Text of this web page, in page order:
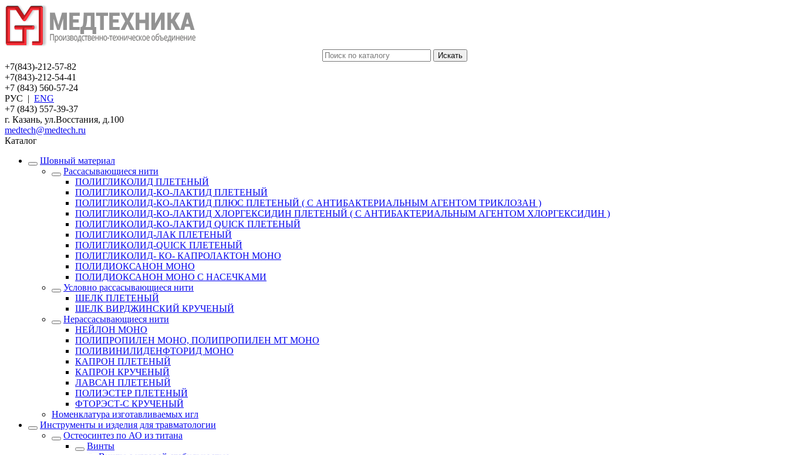
+7(843)-212-57-82
+7(843)-212-54-41
+7 (843) 560-57-24
РУС | ENG
+7 (843) 557-39-37
г. Казань, ул.Восстания, д.100
medtech@medtech.ru
Каталог
Шовный материал
Рассасывающиеся нити
ПОЛИГЛИКОЛИД ПЛЕТЕНЫЙ
ПОЛИГЛИКОЛИД-КО-ЛАКТИД ПЛЕТЕНЫЙ
ПОЛИГЛИКОЛИД-КО-ЛАКТИД ПЛЮС ПЛЕТЕНЫЙ ( С АНТИБАКТЕРИАЛЬНЫМ АГЕНТОМ ТРИКЛОЗАН )
ПОЛИГЛИКОЛИД-КО-ЛАКТИД ХЛОРГЕКСИДИН ПЛЕТЕНЫЙ ( С АНТИБАКТЕРИАЛЬНЫМ АГЕНТОМ ХЛОРГЕКСИДИН )
ПОЛИГЛИКОЛИД-КО-ЛАКТИД QUICK ПЛЕТЕНЫЙ
ПОЛИГЛИКОЛИД-ЛАК ПЛЕТЕНЫЙ
ПОЛИГЛИКОЛИД-QUICK ПЛЕТЕНЫЙ
ПОЛИГЛИКОЛИД- КО- КАПРОЛАКТОН МОНО
ПОЛИДИОКСАНОН МОНО
ПОЛИДИОКСАНОН МОНО С НАСЕЧКАМИ
Условно рассасывающиеся нити
ШЕЛК ПЛЕТЕНЫЙ
ШЕЛК ВИРДЖИНСКИЙ КРУЧЕНЫЙ
Нерассасывающиеся нити
НЕЙЛОН МОНО
ПОЛИПРОПИЛЕН МОНО, ПОЛИПРОПИЛЕН МТ МОНО
ПОЛИВИНИЛИДЕНФТОРИД МОНО
КАПРОН ПЛЕТЕНЫЙ
КАПРОН КРУЧЕНЫЙ
ЛАВСАН ПЛЕТЕНЫЙ
ПОЛИЭСТЕР ПЛЕТЕНЫЙ
ФТОРЭСТ-С КРУЧЕНЫЙ
Номенклатура изготавливаемых игл
Инструменты и изделия для травматологии
Остеосинтез по АО из титана
Винты